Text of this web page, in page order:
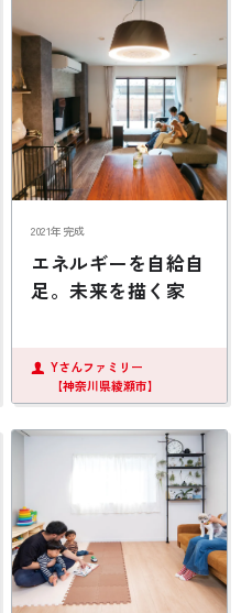
Instagram
2021年完成
エネルギーを自給自
足。未来を描く家
Yさんファミリー
【神奈川県綾瀬市】